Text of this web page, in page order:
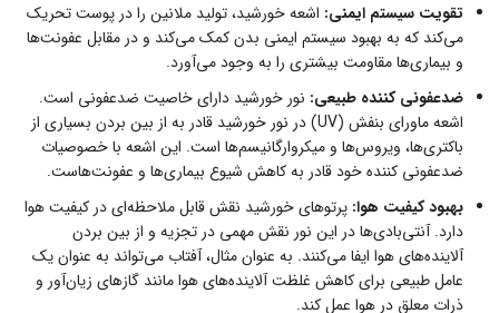
تقویت سیستم ایمنی: اشعه خورشید، تولید ملانین را در پوست تحریک
می‌کند که به بهبود سیستم ایمنی بدن کمک می‌کند و در مقابل عفونت‌ها
و بیماری‌ها مقاومت بیشتری را به وجود می‌آورد.
ضدعفونی کننده طبیعی: نور خورشید دارای خاصیت ضدعفونی است.
اشعه ماورای بنفش (UV) در نور خورشید قادر به از بین بردن بسیاری از
باکتری‌ها، ویروس‌ها و میکروارگانیسم‌ها است. این اشعه با خصوصیات
ضدعفونی کننده خود قادر به کاهش شیوع بیماری‌ها و عفونت‌هاست.
بهبود کیفیت هوا: پرتوهای خورشید نقش قابل ملاحظه‌ای در کیفیت هوا
دارد. آنتی‌بادی‌ها در این نور نقش مهمی در تجزیه و از بین بردن
آلاینده‌های هوا ایفا می‌کنند. به عنوان مثال، آفتاب می‌تواند به عنوان یک
عامل طبیعی برای کاهش غلظت آلاینده‌های هوا مانند گازهای زیان‌آور و
ذرات معلق در هوا عمل کند.